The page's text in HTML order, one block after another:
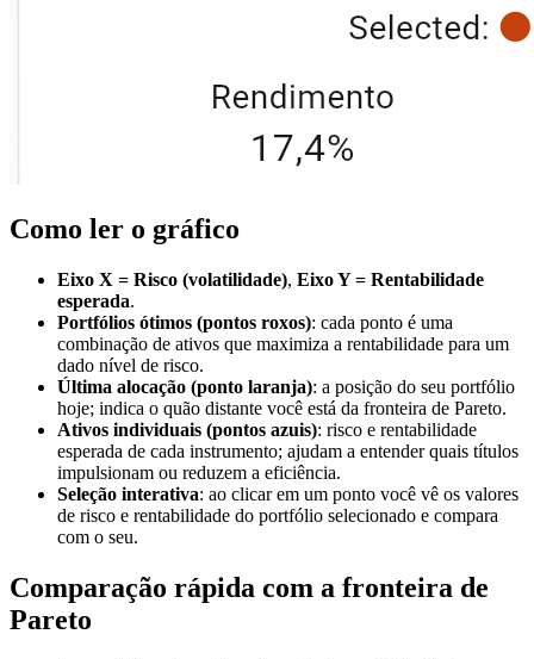
Como ler o gráfico
Eixo X = Risco (volatilidade), Eixo Y = Rentabilidade
esperada.
Portfólios ótimos (pontos roxos): cada ponto é uma
combinação de ativos que maximiza a rentabilidade para um
dado nível de risco.
Última alocação (ponto laranja): a posição do seu portfólio
hoje; indica o quão distante você está da fronteira de Pareto.
Ativos individuais (pontos azuis): risco e rentabilidade
esperada de cada instrumento; ajudam a entender quais títulos
impulsionam ou reduzem a eficiência.
Seleção interativa: ao clicar em um ponto você vê os valores
de risco e rentabilidade do portfólio selecionado e compara
com o seu.
Comparação rápida com a fronteira de
Pareto